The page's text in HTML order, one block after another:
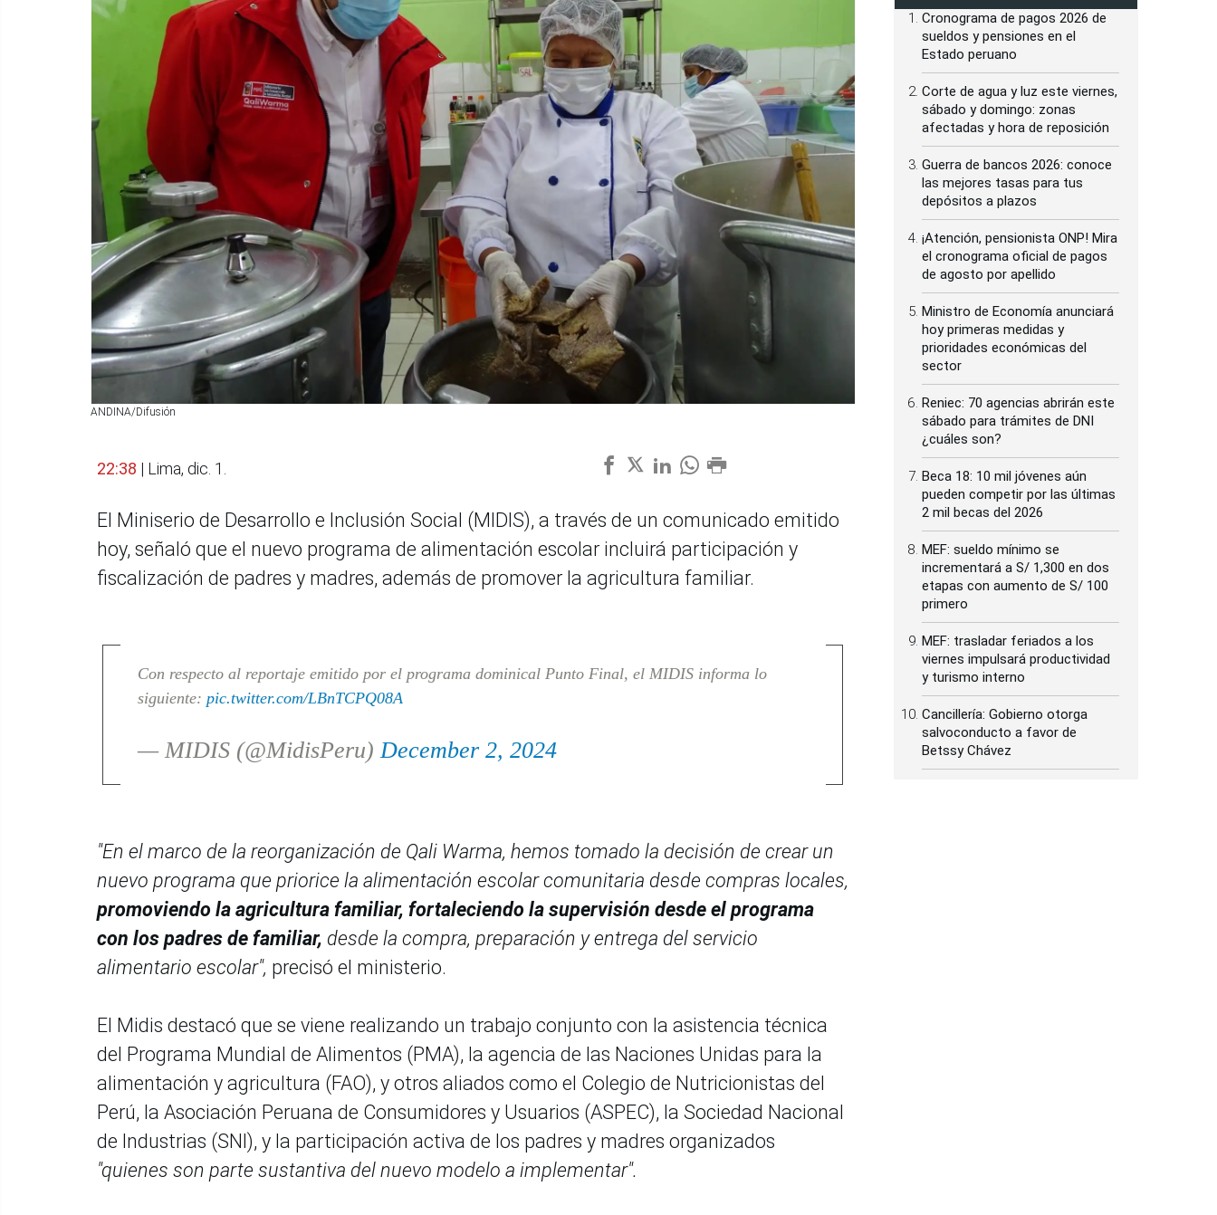
ANDINA/Difusión
22:38 | Lima, dic. 1.
El Miniserio de Desarrollo e Inclusión Social (MIDIS), a través de un comunicado emitido
hoy, señaló que el nuevo programa de alimentación escolar incluirá participación y
fiscalización de padres y madres, además de promover la agricultura familiar.
Con respecto al reportaje emitido por el programa dominical Punto Final, el MIDIS informa lo
siguiente: pic.twitter.com/LBnTCPQ08A
— MIDIS (@MidisPeru)December 2, 2024
"En el marco de la reorganización de Qali Warma, hemos tomado la decisión de crear un
nuevo programa que priorice la alimentación escolar comunitaria desde compras locales,
promoviendo la agricultura familiar, fortaleciendo la supervisión desde el programa
con los padres de familiar, desde la compra, preparación y entrega del servicio
alimentario escolar", precisó el ministerio.
El Midis destacó que se viene realizando un trabajo conjunto con la asistencia técnica
del Programa Mundial de Alimentos (PMA), la agencia de las Naciones Unidas para la
alimentación y agricultura (FAO), y otros aliados como el Colegio de Nutricionistas del
Perú, la Asociación Peruana de Consumidores y Usuarios (ASPEC), la Sociedad Nacional
de Industrias (SNI), y la participación activa de los padres y madres organizados
"quienes son parte sustantiva del nuevo modelo a implementar".
Cronograma de pagos 2026 de
sueldos y pensiones en el
Estado peruano
Corte de agua y luz este viernes,
sábado y domingo: zonas
afectadas y hora de reposición
Guerra de bancos 2026: conoce
las mejores tasas para tus
depósitos a plazos
¡Atención, pensionista ONP! Mira
el cronograma oficial de pagos
de agosto por apellido
Ministro de Economía anunciará
hoy primeras medidas y
prioridades económicas del
sector
Reniec: 70 agencias abrirán este
sábado para trámites de DNI
¿cuáles son?
Beca 18: 10 mil jóvenes aún
pueden competir por las últimas
2 mil becas del 2026
MEF: sueldo mínimo se
incrementará a S/ 1,300 en dos
etapas con aumento de S/ 100
primero
MEF: trasladar feriados a los
viernes impulsará productividad
y turismo interno
Cancillería: Gobierno otorga
salvoconducto a favor de
Betssy Chávez